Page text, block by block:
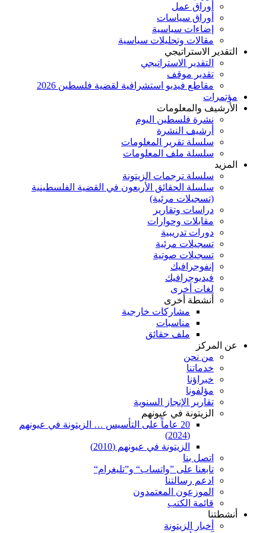
أوراق عمل
أوراق سياسات
إضاءات سياسية
مقالات وتحليلات سياسية
التقدير الاستراتيجي
التقدير الاستراتيجي
تقدير موقف
مقاطع فيديو استشرافية لقضية فلسطين 2026
مؤتمرات
الأرشيف والمعلومات
نشرة فلسطين اليوم
أرشيف النشرة
سلسلة تقرير المعلومات
سلسلة ملف المعلومات
المزيد
سلسلة ترجمات الزيتونة
سلسلة الحقائق الأربعون في القضية الفلسطينية
(تسجيلات مرئية)
دراسات وتقارير
مقابلات وحوارات
دورات تدريبية
تسجيلات مرئية
تسجيلات صوتية
إنفوجرافيك
فيديوجرافيك
لغات أخرى
أنشطة أخرى
مشاركات خارجية
مناسبات
ملف حقائق
عن المركز
من نحن
خدماتنا
خبراؤنا
مؤلفونا
تقارير الإنجاز السنوية
الزيتونة في عيونهم
20 عاماً على التأسيس … الزيتونة في عيونهم
(2024)
الزيتونة في عيونهم (2010)
اتصل بنا
تابعنا على ”واتساب“ و”تليغرام“
ادعم رسالتنا
الموزعون المعتمدون
قائمة الكتب
أنشطتنا
أخبار الزيتونة